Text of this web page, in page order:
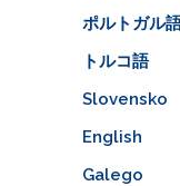
ポルトガル
トルコ語
Slovensko
English
Galego